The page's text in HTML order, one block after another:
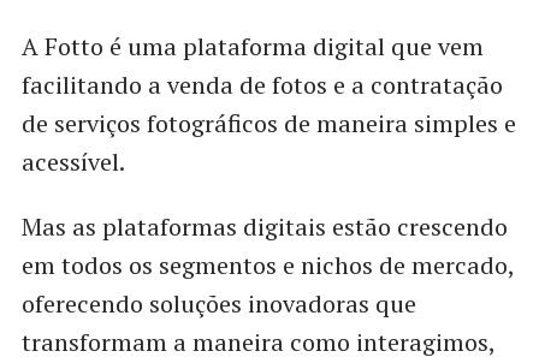
A Fotto é uma plataforma digital que vem
facilitando a venda de fotos e a contratação
de serviços fotográficos de maneira simples e
acessível.
Mas as plataformas digitais estão crescendo
em todos os segmentos e nichos de mercado,
oferecendo soluções inovadoras que
transformam a maneira como interagimos,